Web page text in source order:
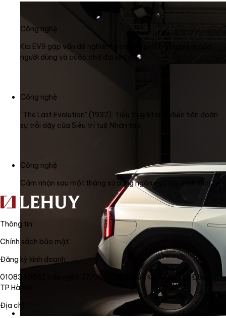
Công nghệ
Kia EV9 gặp vấn đề nghiêm trọng về pin: Trải nghiệm của
người dùng và cuộc chờ đợi kéo dài
Công nghệ
"The Last Evolution" (1932): Tiểu thuyết kinh điển tiên đoán
sự trỗi dậy của Siêu trí tuệ Nhân tạo
Công nghệ
Cảm nhận sau một tháng sử dụng ngôn ngữ lập trình Clojure
Thông tin
Chính sách bảo mật
Đăng ký kinh doanh
0108340562 cấp ngày 27/06/2018 bởi Sở Kế Hoạch và Đầu Tư
TP Hà Nội
Địa chỉ